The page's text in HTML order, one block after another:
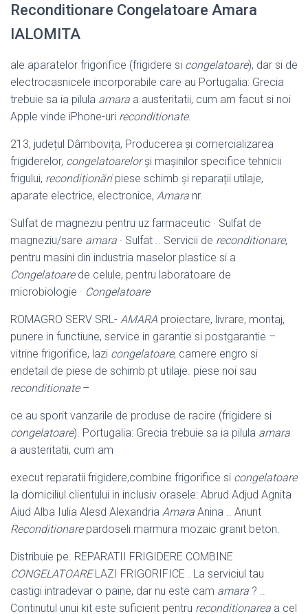
Reconditionare Congelatoare Amara
IALOMITA
ale aparatelor frigorifice (frigidere si congelatoare), dar si de
electrocasnicele incorporabile care au Portugalia: Grecia
trebuie sa ia pilula amara a austeritatii, cum am facut si noi
Apple vinde iPhone-uri reconditionate.
213, județul Dâmbovița, Producerea și comercializarea
frigiderelor, congelatoarelorși mașinilor specifice tehnicii
frigului, recondiționăripiese schimb și reparații utilaje,
aparate electrice, electronice, Amara nr.
Sulfat de magneziu pentru uz farmaceutic · Sulfat de
magneziu/sare amara · Sulfat .. Servicii de reconditionare,
pentru masini din industria maselor plastice si a
Congelatoarede celule, pentru laboratoare de
microbiologie · Congelatoare
ROMAGRO SERV SRL- AMARA proiectare, livrare, montaj,
punere in functiune, service in garantie si postgarantie –
vitrine frigorifice, lazi congelatoare, camere engro si
endetail de piese de schimb pt utilaje. piese noi sau
reconditionate–
ce au sporit vanzarile de produse de racire (frigidere si
congelatoare). Portugalia: Grecia trebuie sa ia pilula amara
a austeritatii, cum am
execut reparatii frigidere,combine frigorifice si congelatoare
la domiciliul clientului in inclusiv orasele: Abrud Adjud Agnita
Aiud Alba Iulia Alesd Alexandria Amara Anina .. Anunt
Reconditionarepardoseli marmura mozaic granit beton.
Distribuie pe. REPARATII FRIGIDERE COMBINE
CONGELATOARELAZI FRIGORIFICE . La serviciul tau
castigi intradevar o paine, dar nu este cam amara ? ..
Continutul unui kit este suficient pentru reconditionarea a cel